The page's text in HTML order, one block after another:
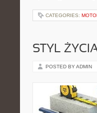
CATEGORIES:
STYL
POSTED BY ADMIN